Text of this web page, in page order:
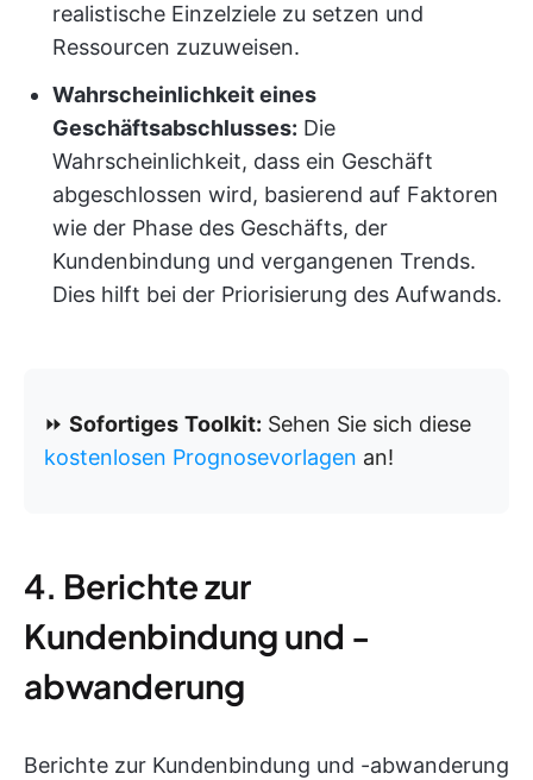
realistische Einzelziele zu setzen und
Ressourcen zuzuweisen.
Wahrscheinlichkeit eines
Geschäftsabschlusses: Die
Wahrscheinlichkeit, dass ein Geschäft
abgeschlossen wird, basierend auf Faktoren
wie der Phase des Geschäfts, der
Kundenbindung und vergangenen Trends.
Dies hilft bei der Priorisierung des Aufwands.
⏩ Sofortiges Toolkit: Sehen Sie sich diese
kostenlosen Prognosevorlagen an!
4. Berichte zur
Kundenbindung und -
abwanderung
Berichte zur Kundenbindung und -abwanderung